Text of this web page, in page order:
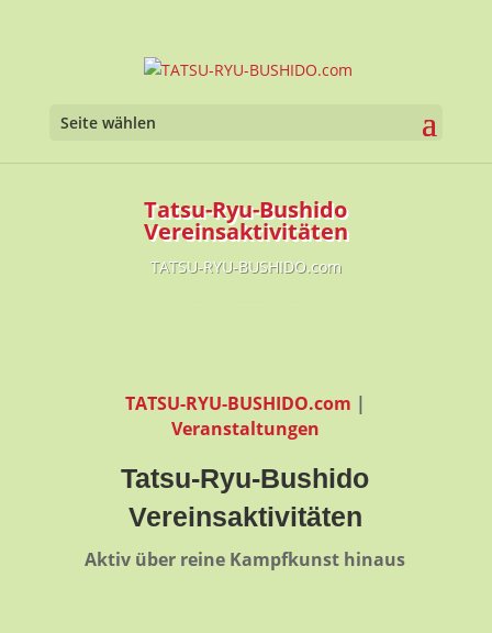
Seite wählen
Tatsu-Ryu-Bushido
Vereinsaktivitäten
TATSU-RYU-BUSHIDO.com
TATSU-RYU-BUSHIDO.com |
Veranstaltungen
Tatsu-Ryu-Bushido
Vereinsaktivitäten
Aktiv über reine Kampfkunst hinaus